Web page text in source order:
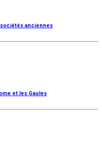
anciennes
et les Gaules